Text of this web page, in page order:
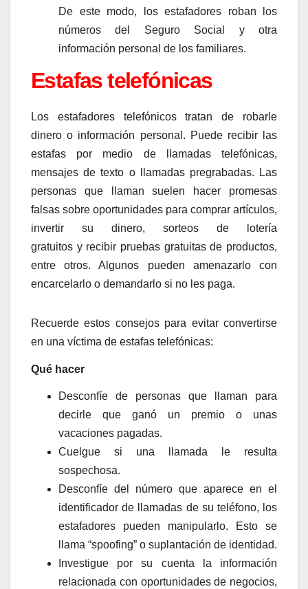
De este modo, los estafadores roban los
números del Seguro Social y otra
información personal de los familiares.
Estafas telefónicas
Los estafadores telefónicos tratan de robarle
dinero o información personal. Puede recibir las
estafas por medio de llamadas telefónicas,
mensajes de texto o llamadas pregrabadas. Las
personas que llaman suelen hacer promesas
falsas sobre oportunidades para comprar artículos,
invertir su dinero, sorteos de lotería
gratuitos y recibir pruebas gratuitas de productos,
entre otros. Algunos pueden amenazarlo con
encarcelarlo o demandarlo si no les paga.
Recuerde estos consejos para evitar convertirse
en una víctima de estafas telefónicas:
Qué hacer
Desconfíe de personas que llaman para
decirle que ganó un premio o unas
vacaciones pagadas.
Cuelgue si una llamada le resulta
sospechosa.
Desconfíe del número que aparece en el
identificador de llamadas de su teléfono, los
estafadores pueden manipularlo. Esto se
llama “spoofing” o suplantación de identidad.
Investigue por su cuenta la información
relacionada con oportunidades de negocios,